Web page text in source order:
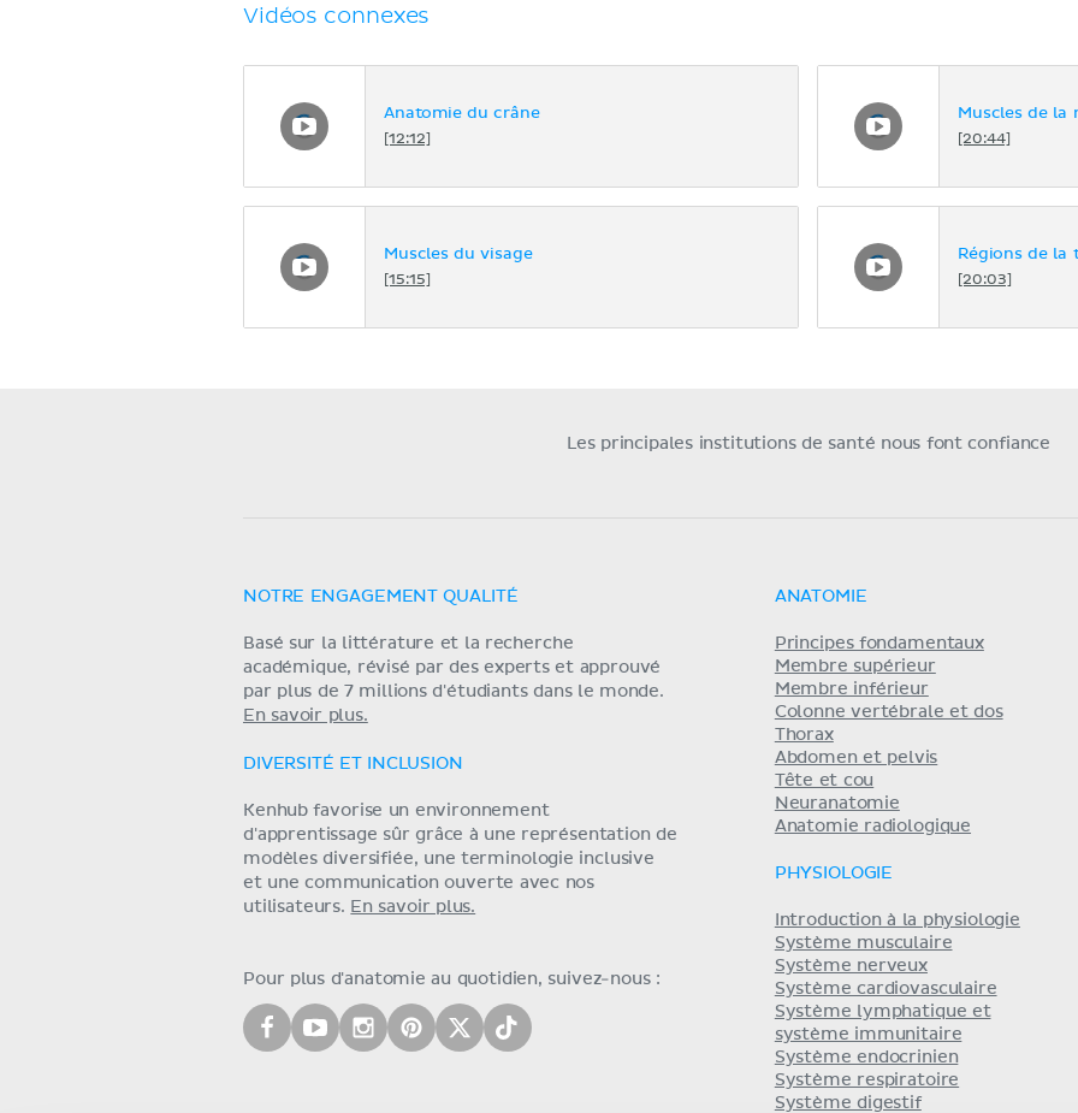
Vidéos connexes
Anatomie du crâne
[12:12]
Muscles de la
[20:44]
Muscles du visage
[15:15]
Régions de la
[20:03]
Les principales institutions de santé nous font confiance
NOTRE ENGAGEMENT QUALITÉ
Basé sur la littérature et la recherche
académique, révisé par des experts et approuvé
par plus de 7 millions d'étudiants dans le monde.
En savoir plus.
DIVERSITÉ ET INCLUSION
Kenhub favorise un environnement
d'apprentissage sûr grâce à une représentation de
modèles diversifiée, une terminologie inclusive
et une communication ouverte avec nos
utilisateurs. En savoir plus.
Pour plus d'anatomie au quotidien, suivez-nous :
ANATOMIE
Principes fondamentaux
Membre supérieur
Membre inférieur
Colonne vertébrale et dos
Thorax
Abdomen et pelvis
Tête et cou
Neuranatomie
Anatomie radiologique
PHYSIOLOGIE
Introduction à la physiologie
Système musculaire
Système nerveux
Système cardiovasculaire
Système lymphatique et
système immunitaire
Système endocrinien
Système respiratoire
Système digestif